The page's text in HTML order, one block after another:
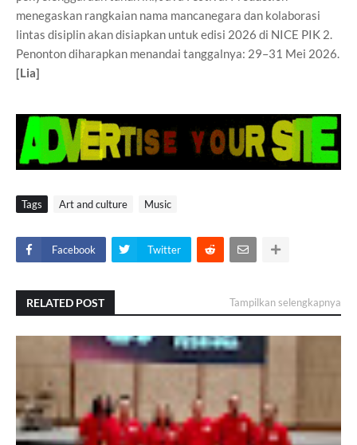
menegaskan rangkaian nama mancanegara dan kolaborasi
lintas disiplin akan disiapkan untuk edisi 2026 di NICE PIK 2.
Penonton diharapkan menandai tanggalnya: 29–31 Mei 2026.
[Lia]
Tags Art and culture Music
Facebook Twitter
RELATED POST Tampilkan selengkapnya